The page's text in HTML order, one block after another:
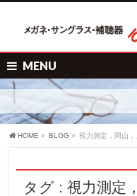
MENU
HOME » BLOG » 視力測定，岡山，
タグ : 視力測定